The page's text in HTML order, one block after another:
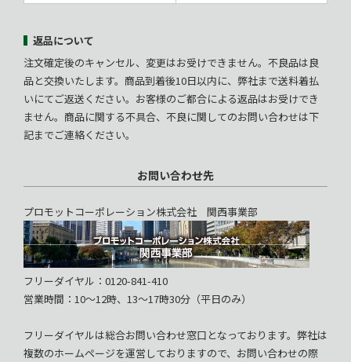
返品について
注文確定後のキャンセル、変更はお受けできません。不良品は良
品と交換いたします。商品到着後10日以内に、弊社まで送料着払
いにてご返送ください。お客様のご都合による返品はお受けでき
ません。商品に関する不具合、不良に関してのお問い合わせは下
記までご連絡ください。
お問い合わせ先
プロモットコーポレーション株式会社 関西事業部
フリーダイヤル：0120-841-410
営業時間：10～12時、13～17時30分（平日のみ）
フリーダイヤルは総合お問い合わせ窓口となっております。弊社は
複数のホームページを運営しておりますので、お問い合わせの際